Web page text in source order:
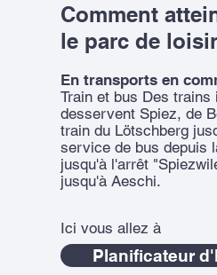
Comment
le parc de
En transports en
Train et bus Des trains
desservent Spiez, de
train du Lötschberg
service de bus depuis
jusqu'à l'arrêt
jusqu'à Aeschi.
Ici vous allez à
Planificateur